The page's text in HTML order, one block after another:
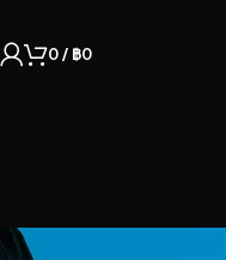
0/ ฿0